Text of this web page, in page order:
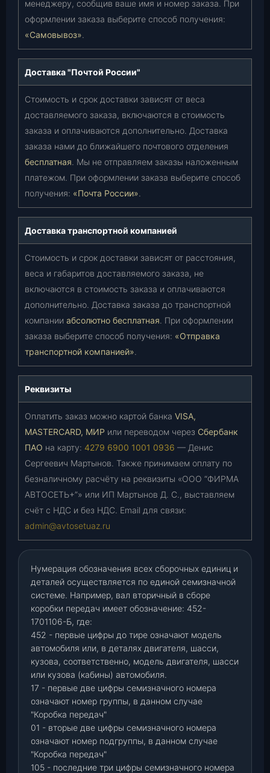
менеджеру, сообщив ваше имя и номер заказа. При
оформлении заказа выберите способ получения:
«Самовывоз».
Доставка "Почтой России"
Стоимость и срок доставки зависят от веса
доставляемого заказа, включаются в стоимость
заказа и оплачиваются дополнительно. Доставка
заказа нами до ближайшего почтового отделения
бесплатная. Мы не отправляем заказы наложенным
платежом. При оформлении заказа выберите способ
получения: «Почта России».
Доставка транспортной компанией
Стоимость и срок доставки зависят от расстояния,
веса и габаритов доставляемого заказа, не
включаются в стоимость заказа и оплачиваются
дополнительно. Доставка заказа до транспортной
компании абсолютно бесплатная. При оформлении
заказа выберите способ получения: «Отправка
транспортной компанией».
Реквизиты
Оплатить заказ можно картой банка VISA,
MASTERCARD, МИР или переводом через Сбербанк
ПАО на карту: 4279 6900 1001 0936 — Денис
Сергеевич Мартынов. Также принимаем оплату по
безналичному расчёту на реквизиты «ООО “ФИРМА
АВТОСЕТЬ+”» или ИП Мартынов Д. С., выставляем
счёт с НДС и без НДС. Email для связи:
admin@avtosetuaz.ru
Нумерация обозначения всех сборочных единиц и
деталей осуществляется по единой семизначной
системе. Например, вал вторичный в сборе
коробки передач имеет обозначение: 452-
1701106-Б, где:
452 - первые цифры до тире означают модель
автомобиля или, в деталях двигателя, шасси,
кузова, соответственно, модель двигателя, шасси
или кузова (кабины) автомобиля.
17 - первые две цифры семизначного номера
означают номер группы, в данном случае
"Коробка передач"
01 - вторые две цифры семизначного номера
означают номер подгруппы, в данном случае
"Коробка передач"
105 - последние три цифры семизначного номера